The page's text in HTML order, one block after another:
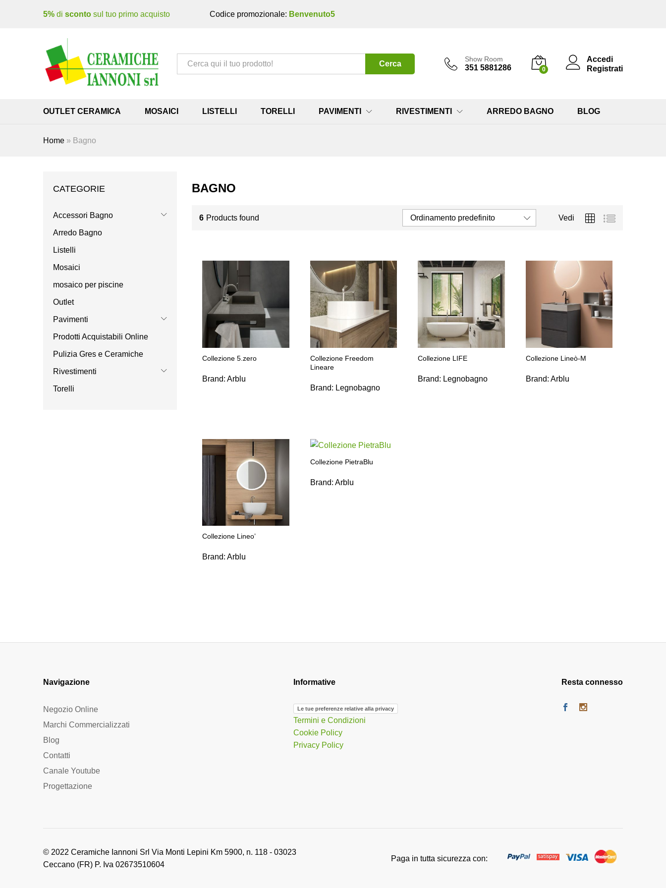
5% di sconto sul tuo primo acquisto Codice promozionale: Benvenuto5
Tutto Cerca
Show Room
351 5881286 0
Accedi
Registrati
OUTLET CERAMICA MOSAICI LISTELLI TORELLI PAVIMENTI RIVESTIMENTI ARREDO BAGNO BLOG
Home » Bagno
BAGNO
6 Products found Vedi
Ordinamento predefinito
Collezione 5.zero
Brand: Arblu
Collezione Freedom
Lineare
Brand: Legnobagno
Collezione LIFE
Brand: Legnobagno
Collezione Lineò-M
Brand: Arblu
Collezione Lineo’
Brand: Arblu
Collezione PietraBlu
Brand: Arblu
CATEGORIE
Accessori Bagno
Arredo Bagno
Listelli
Mosaici
mosaico per piscine
Outlet
Pavimenti
Prodotti Acquistabili Online
Pulizia Gres e Ceramiche
Rivestimenti
Torelli
Navigazione
Negozio Online
Marchi Commercializzati
Blog
Contatti
Canale Youtube
Progettazione
Informative
Le tue preferenze relative alla privacy
Termini e Condizioni
Cookie Policy
Privacy Policy
Resta connesso
© 2022 Ceramiche Iannoni Srl Via Monti Lepini Km 5900, n. 118 - 03023
Ceccano (FR) P. Iva 02673510604
Paga in tutta sicurezza con: